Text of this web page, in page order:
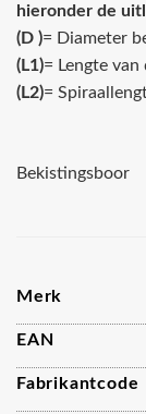
hieronder de
(D )= Diameter
(L1)= Lengte van
(L2)=
Bekistingsboor
Merk
EAN
Fabrikantcode